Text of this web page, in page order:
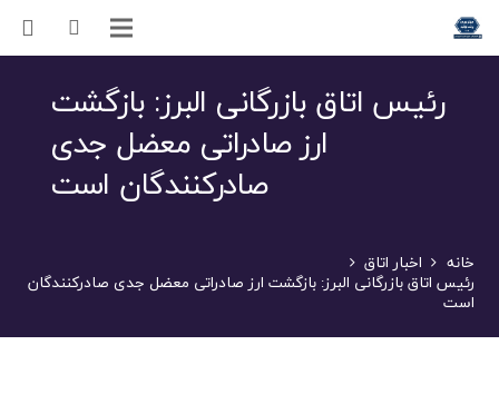
رئیس اتاق بازرگانی البرز: بازگشت
ارز صادراتی معضل جدی
صادرکنندگان است
خانه اخبار اتاق
رئیس اتاق بازرگانی البرز: بازگشت ارز صادراتی معضل جدی صادرکنندگان
است